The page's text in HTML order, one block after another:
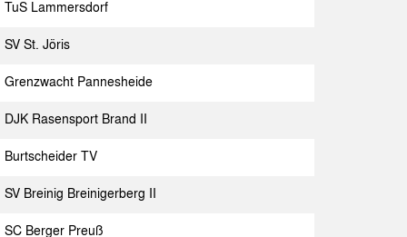
II
II
II
TuS Lammersdorf
SV St. Jöris
Grenzwacht Pannesheide
DJK Rasensport Brand II
Burtscheider TV
SV Breinig Breinigerberg II
SC Berger Preuß